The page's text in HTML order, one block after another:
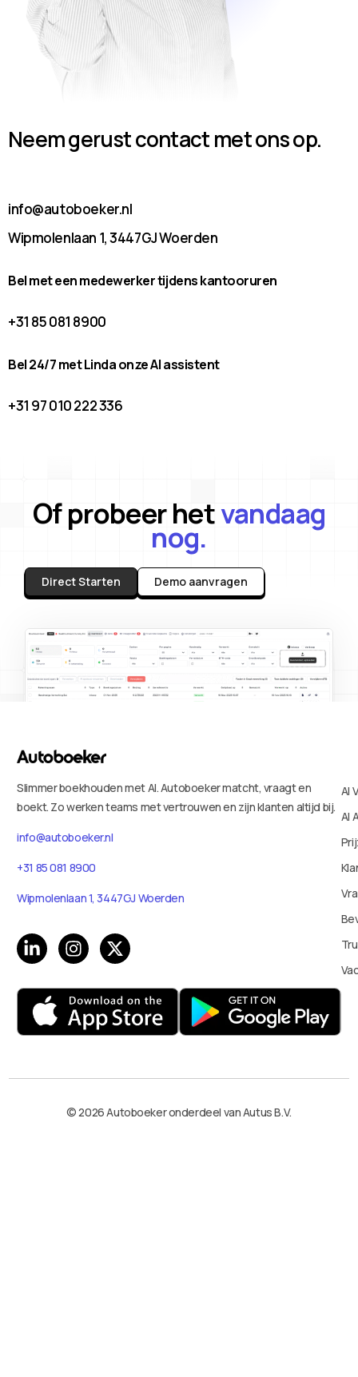
Neem gerust contact met ons op.
info@autoboeker.nl
Wipmolenlaan 1, 3447GJ Woerden
Bel met een medewerker tijdens kantooruren
+31 85 081 8900
Bel 24/7 met Linda onze AI assistent
+31 97 010 222 336
Of probeer hetvandaag
nog.
Direct Starten Demo aanvragen
Slimmer boekhouden met AI. Autoboeker matcht, vraagt en
boekt. Zo werken teams met vertrouwen en zijn klanten altijd bij.
info@autoboeker.nl
+31 85 081 8900
Wipmolenlaan 1, 3447GJ Woerden
AI
AI
© 2026 Autoboeker onderdeel van Autus B.V.